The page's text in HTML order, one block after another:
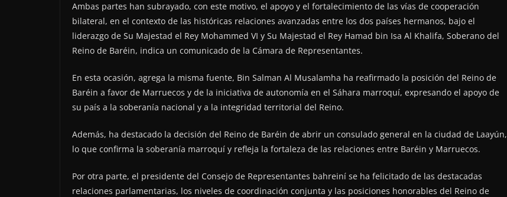
Ambas partes han subrayado, con este motivo, el apoyo y el fortalecimiento de las vías de cooperación
bilateral, en el contexto de las históricas relaciones avanzadas entre los dos países hermanos, bajo el
liderazgo de Su Majestad el Rey Mohammed VI y Su Majestad el Rey Hamad bin Isa Al Khalifa, Soberano del
Reino de Baréin, indica un comunicado de la Cámara de Representantes.
En esta ocasión, agrega la misma fuente, Bin Salman Al Musalamha ha reafirmado la posición del Reino de
Baréin a favor de Marruecos y de la iniciativa de autonomía en el Sáhara marroquí, expresando el apoyo de
su país a la soberanía nacional y a la integridad territorial del Reino.
Además, ha destacado la decisión del Reino de Baréin de abrir un consulado general en la ciudad de Laayún,
lo que confirma la soberanía marroquí y refleja la fortaleza de las relaciones entre Baréin y Marruecos.
Por otra parte, el presidente del Consejo de Representantes bahreiní se ha felicitado de las destacadas
relaciones parlamentarias, los niveles de coordinación conjunta y las posiciones honorables del Reino de